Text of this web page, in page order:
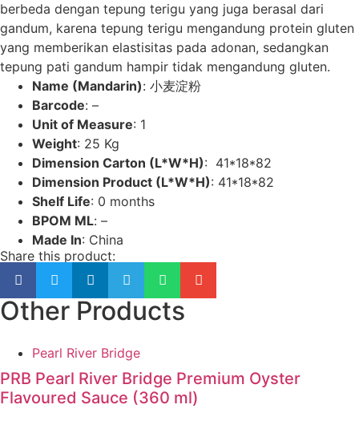
berbeda dengan tepung terigu yang juga berasal dari
gandum, karena tepung terigu mengandung protein gluten
yang memberikan elastisitas pada adonan, sedangkan
tepung pati gandum hampir tidak mengandung gluten.
Name (Mandarin): 小麦淀粉
Barcode: –
Unit of Measure: 1
Weight: 25 Kg
Dimension Carton (L*W*H): 41*18*82
Dimension Product (L*W*H): 41*18*82
Shelf Life: 0 months
BPOM ML: –
Made In: China
Share this product:
Other Products
Pearl River Bridge
PRB Pearl River Bridge Premium Oyster
Flavoured Sauce (360 ml)